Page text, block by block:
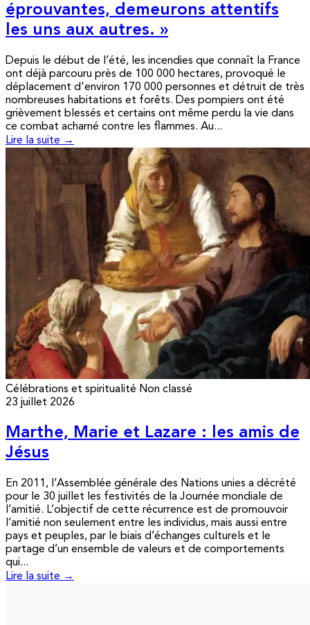
éprouvantes, demeurons attentifs
les uns aux autres. »
Depuis le début de l’été, les incendies que connaît la France
ont déjà parcouru près de 100 000 hectares, provoqué le
déplacement d'environ 170 000 personnes et détruit de très
nombreuses habitations et forêts. Des pompiers ont été
grièvement blessés et certains ont même perdu la vie dans
ce combat acharné contre les flammes. Au...
Lire la suite →
Célébrations et spiritualité Non classé
23 juillet 2026
Marthe, Marie et Lazare : les amis de
Jésus
En 2011, l’Assemblée générale des Nations unies a décrété
pour le 30 juillet les festivités de la Journée mondiale de
l’amitié. L’objectif de cette récurrence est de promouvoir
l’amitié non seulement entre les individus, mais aussi entre
pays et peuples, par le biais d’échanges culturels et le
partage d’un ensemble de valeurs et de comportements
qui...
Lire la suite →